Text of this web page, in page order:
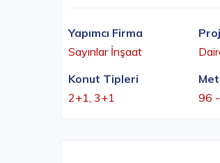
Yapımcı Firma
Sayınlar İnşaat
Konut Tipleri
2+1, 3+1
96